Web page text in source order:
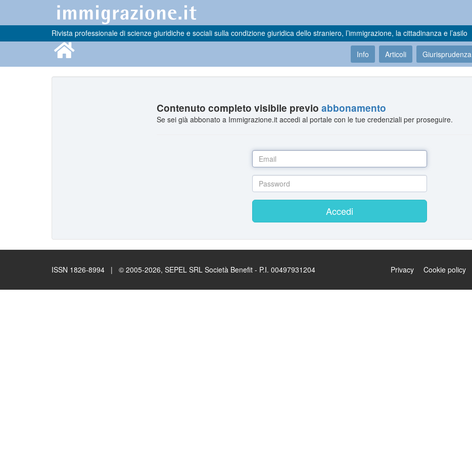
Rivista professionale di scienze giuridiche e sociali sulla condizione giuridica dello straniero, l’immigrazione, la cittadinanza e l’asilo
Info Articoli Giurisprudenza
Contenuto completo visibile previoabbonamento
Se sei già abbonato a Immigrazione.it accedi al portale con le tue credenziali per proseguire.
Accedi
ISSN 1826-8994 | © 2005-2026, SEPEL SRL Società Benefit - P.I. 00497931204 Privacy Cookie policy